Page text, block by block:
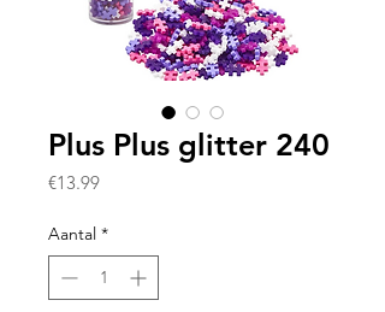
Plus Plus glitter 240
€13.99Prijs
Aantal *